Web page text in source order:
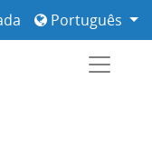
Português